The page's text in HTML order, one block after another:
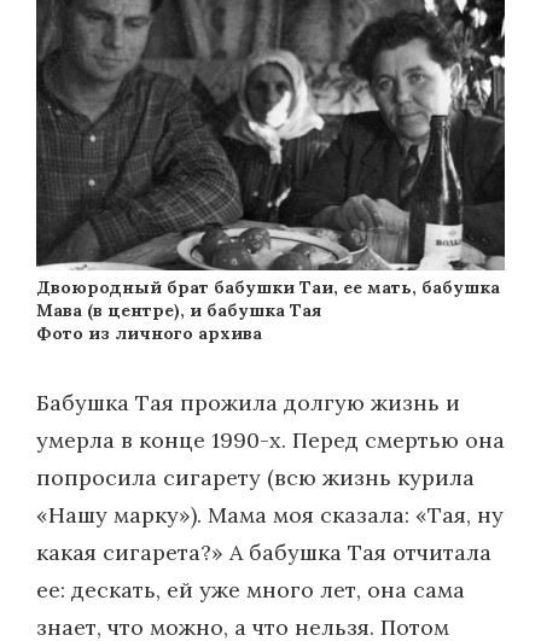
Двоюродный брат бабушки Таи, ее мать, бабушка
Мава (в центре), и бабушка Тая
Фото из личного архива
Бабушка Тая прожила долгую жизнь и
умерла в конце 1990-х. Перед смертью она
попросила сигарету (всю жизнь курила
«Нашу марку»). Мама моя сказала: «Тая, ну
какая сигарета?» А бабушка Тая отчитала
ее: дескать, ей уже много лет, она сама
знает, что можно, а что нельзя. Потом